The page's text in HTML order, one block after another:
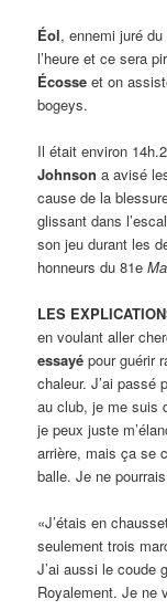
Éol, ennemi juré
l’heure et ce sera
Écosse et on
bogeys.
Il était environ
Johnson a avisé
cause de la
glissant dans
son jeu durant les
honneurs du 81e
LES
en voulant aller
essayé pour guérir
chaleur. J’ai passé
au club, je me suis
je peux juste
arrière, mais ça se
balle. Je ne
«J’étais en
seulement trois
J’ai aussi le coude
Royalement. Je ne